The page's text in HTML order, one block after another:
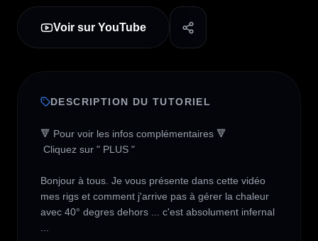
Voir sur YouTube
DESCRIPTION DU TUTORIEL
🔻 Pour voir les infos complémentaires 🔻
Bonjour à tous. Je vous présente dans cette vidéo
mes rigs et comment j'arrive pas à gérer la chaleur
avec 40° degres dehors ... c'est absolument infernal